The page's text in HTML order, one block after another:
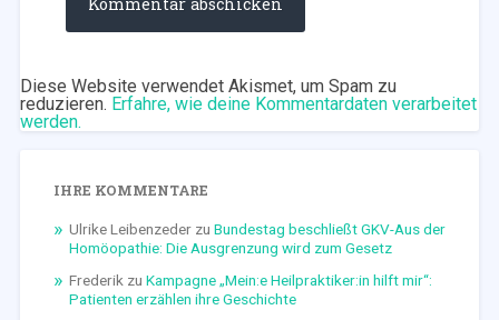
Diese Website verwendet Akismet, um Spam zu
reduzieren. Erfahre, wie deine Kommentardaten verarbeitet
werden.
IHRE KOMMENTARE
Ulrike Leibenzederzu Bundestag beschließt GKV-Aus der
Homöopathie: Die Ausgrenzung wird zum Gesetz
Frederik zu Kampagne „Mein:e Heilpraktiker:in hilft mir“:
Patienten erzählen ihre Geschichte